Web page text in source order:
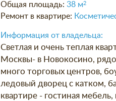
Общая площадь: 38 м2
Ремонт в квартире:
Информация от владельца:
Светлая и очень теплая
Москвы- в Новокосино,
много торговых центров,
ледовый дворец с катком,
квартире - гостиная